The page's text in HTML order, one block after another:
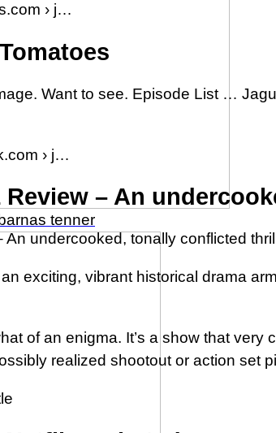
tenner
› j…
Want to see. Episode List …
› j…
Review – An
undercooked, tonally conflicted
exciting, vibrant historical drama
of an enigma. It’s a show that
realized shootout or action set